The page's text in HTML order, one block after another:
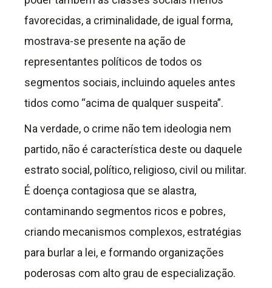
favorecidas, a criminalidade, de igual forma,
mostrava-se presente na ação de
representantes políticos de todos os
segmentos sociais, incluindo aqueles antes
tidos como “acima de qualquer suspeita”.
Na verdade, o crime não tem ideologia nem
partido, não é característica deste ou daquele
estrato social, político, religioso, civil ou militar.
É doença contagiosa que se alastra,
contaminando segmentos ricos e pobres,
criando mecanismos complexos, estratégias
para burlar a lei, e formando organizações
poderosas com alto grau de especialização.